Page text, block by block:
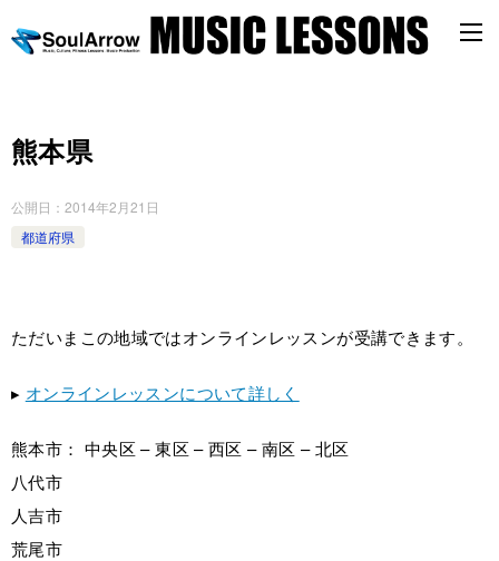
熊本県
公開日： 2014年2月21日
都道府県
ただいまこの地域ではオンラインレッスンが受講できます。
▸ オンラインレッスンについて詳しく
熊本市： 中央区 – 東区 – 西区 – 南区 – 北区
八代市
人吉市
荒尾市